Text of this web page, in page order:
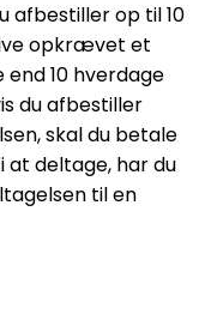
afbestiller op til 10
opkrævet et
end 10 hverdage
du afbestiller
skal du betale
at deltage, har du
til en